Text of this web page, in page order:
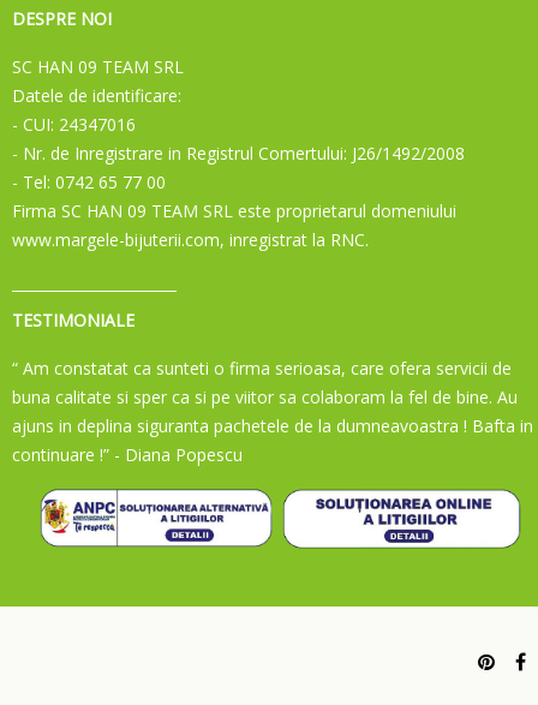
DESPRE NOI
SC HAN 09 TEAM SRL
Datele de identificare:
- CUI: 24347016
- Nr. de Inregistrare in Registrul Comertului: J26/1492/2008
- Tel: 0742 65 77 00
Firma SC HAN 09 TEAM SRL este proprietarul domeniului
www.margele-bijuterii.com, inregistrat la RNC.
TESTIMONIALE
“ Am constatat ca sunteti o firma serioasa, care ofera servicii de
buna calitate si sper ca si pe viitor sa colaboram la fel de bine. Au
ajuns in deplina siguranta pachetele de la dumneavoastra ! Bafta in
continuare !” - Diana Popescu